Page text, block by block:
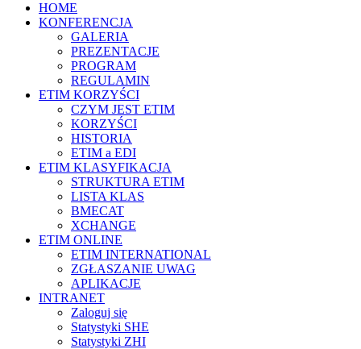
HOME
KONFERENCJA
GALERIA
PREZENTACJE
PROGRAM
REGULAMIN
ETIM KORZYŚCI
CZYM JEST ETIM
KORZYŚCI
HISTORIA
ETIM a EDI
ETIM KLASYFIKACJA
STRUKTURA ETIM
LISTA KLAS
BMECAT
XCHANGE
ETIM ONLINE
ETIM INTERNATIONAL
ZGŁASZANIE UWAG
APLIKACJE
INTRANET
Zaloguj się
Statystyki SHE
Statystyki ZHI